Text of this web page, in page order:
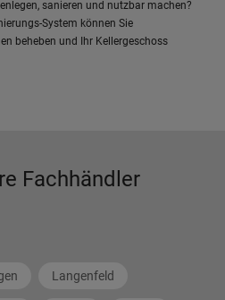
sanieren und nutzbar machen?
System können Sie
beheben und Ihr Kellergeschoss
Fachhändler
Langenfeld